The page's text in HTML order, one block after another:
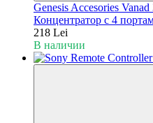
Genesis Accesories
Концентратор с 4
218 Lei
В наличии